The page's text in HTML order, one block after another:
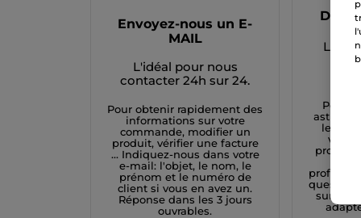
Envoyez-nous un E-
MAIL
L'idéal pour nous
contacter 24h sur 24.
Pour obtenir rapidement des
informations sur votre
commande, modifier un
produit, vérifier une facture
... Indiquez-nous dans votre
e-mail: l'objet, le nom, le
prénom et le numéro de
client si vous en avez un.
Réponse dans les 3 jours
ouvrables.
Dans
Pour
astuces
leur
votre
proche,
sur les